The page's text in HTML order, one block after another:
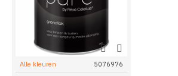
Alle kleuren 5076976